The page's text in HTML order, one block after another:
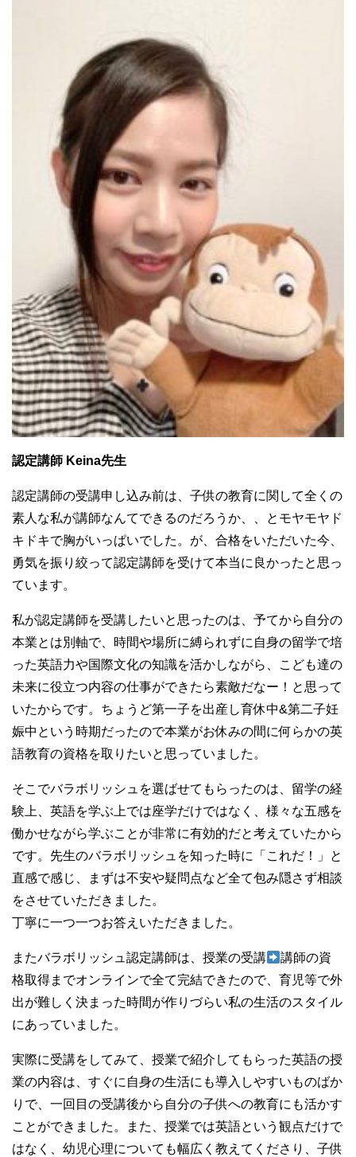
認定講師 Keina先生
認定講師の受講申し込み前は、子供の教育に関して全くの
素人な私が講師なんてできるのだろうか、、とモヤモヤド
キドキで胸がいっぱいでした。が、合格をいただいた今、
勇気を振り絞って認定講師を受けて本当に良かったと思っ
ています。
私が認定講師を受講したいと思ったのは、予てから自分の
本業とは別軸で、時間や場所に縛られずに自身の留学で培
った英語力や国際文化の知識を活かしながら、こども達の
未来に役立つ内容の仕事ができたら素敵だなー！と思って
いたからです。ちょうど第一子を出産し育休中&第二子妊
娠中という時期だったので本業がお休みの間に何らかの英
語教育の資格を取りたいと思っていました。
そこでバラボリッシュを選ばせてもらったのは、留学の経
験上、英語を学ぶ上では座学だけではなく、様々な五感を
働かせながら学ぶことが非常に有効的だと考えていたから
です。先生のバラボリッシュを知った時に「これだ！」と
直感で感じ、まずは不安や疑問点など全て包み隠さず相談
をさせていただきました。
丁寧に一つ一つお答えいただきました。
またバラボリッシュ認定講師は、授業の受講
講師の資
格取得までオンラインで全て完結できたので、育児等で外
出が難しく決まった時間が作りづらい私の生活のスタイル
にあっていました。
実際に受講をしてみて、授業で紹介してもらった英語の授
業の内容は、すぐに自身の生活にも導入しやすいものばか
りで、一回目の受講後から自分の子供への教育にも活かす
ことができました。また、授業では英語という観点だけで
はなく、幼児心理についても幅広く教えてくださり、子供